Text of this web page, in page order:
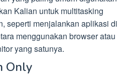
Kalian untuk multitasking
seperti menjalankan aplikasi di
menggunakan browser atau
yang satunya.
Only